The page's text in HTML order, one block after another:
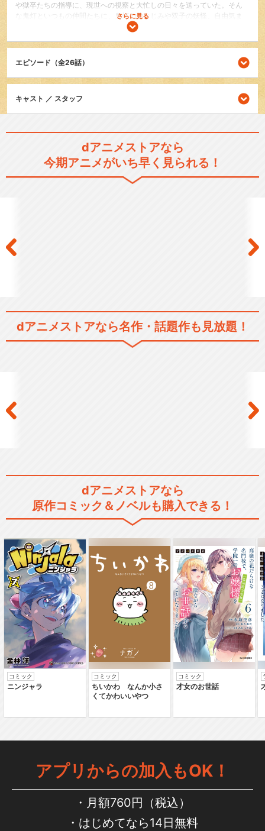
や獄卒たちの指導に、現世への視察と大忙しの日々を送っていた。そん
な鬼灯といつもの仲間たちに、鬼灯の幼なじみや双子の妖怪、自由気ま
まな雪鬼などなど新たな面々も加わり、騒々しくも楽しい地獄の毎日が
日常/ほのぼの
シリーズ／関連のアニメ作品
「鬼灯の冷徹」第壱期
さらに見る
エピソード（全26話）
キャスト ／ スタッフ
dアニメストアなら
今期アニメがいち早く見られる！
dアニメストアなら名作・話題作も見放題！
dアニメストアなら
原作コミック＆ノベルも購入できる！
コミック
ニンジャラ
コミック
ちいかわ なんか小さ
くてかわいいやつ
コミック
才女のお世話
アプリからの加入もOK！
月額760円（税込）
はじめてなら14日無料